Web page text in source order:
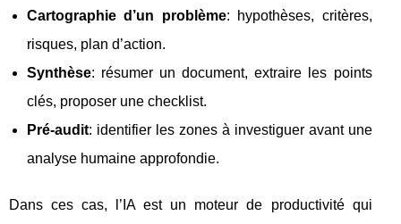
Cartographie d’un problème: hypothèses, critères,
risques, plan d’action.
Synthèse: résumer un document, extraire les points
clés, proposer une checklist.
Pré-audit: identifier les zones à investiguer avant une
analyse humaine approfondie.
Dans ces cas, l’IA est un moteur de productivité qui